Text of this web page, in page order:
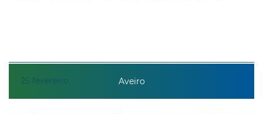
25 fevereiro Aveiro